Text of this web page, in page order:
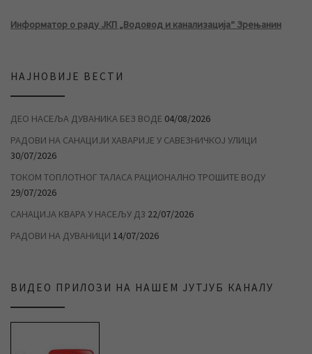
Информатор о раду ЈКП „Водовод и канализација“ Зрењанин
НАЈНОВИЈЕ ВЕСТИ
ДЕО НАСЕЉА ДУВАНИКА БЕЗ ВОДЕ 04/08/2026
РАДОВИ НА САНАЦИЈИ ХАВАРИЈЕ У САВЕЗНИЧКОЈ УЛИЦИ
30/07/2026
ТОКОМ ТОПЛОТНОГ ТАЛАСА РАЦИОНАЛНО ТРОШИТЕ ВОДУ
29/07/2026
САНАЦИЈА КВАРА У НАСЕЉУ Д3 22/07/2026
РАДОВИ НА ДУВАНИЦИ 14/07/2026
ВИДЕО ПРИЛОЗИ НА НАШЕМ ЈУТЈУБ КАНАЛУ